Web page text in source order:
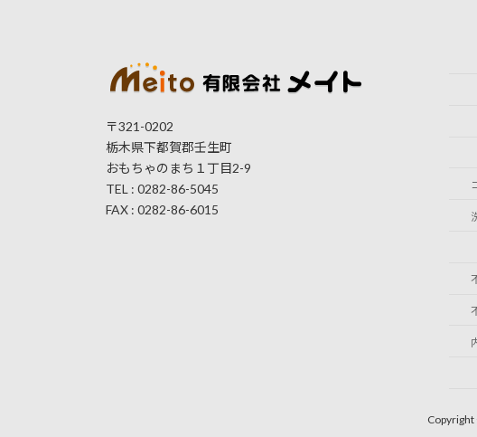
〒321-0202
栃木県下都賀郡壬生町
おもちゃのまち１丁目2-9
TEL : 0282-86-5045
FAX : 0282-86-6015
Copyright